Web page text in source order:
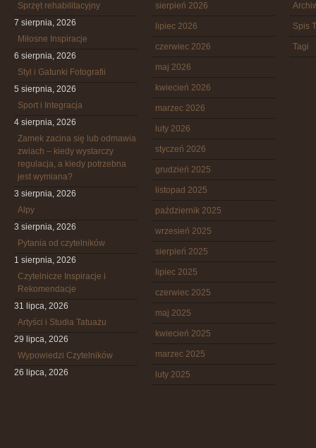
Sprzęt rehabilitacyjny
7 sierpnia, 2026
Miłosne Inspiracje
6 sierpnia, 2026
Styl i Gatunki Fotografii
5 sierpnia, 2026
Sport i Integracja
4 sierpnia, 2026
Zamek zacina się lub odmawia
zwiach – kiedy wystarczy
regulacja, a kiedy potrzebna
jest wymiana?
3 sierpnia, 2026
Alpy
3 sierpnia, 2026
Pytania od czytelników
1 sierpnia, 2026
Czytelnicze Inspiracje i
Rekomendacje
31 lipca, 2026
Artyści i Studia Tatuażu
29 lipca, 2026
Wypowiedzi Czytelników
26 lipca, 2026
sierpień 2026
lipiec 2026
czerwiec 2026
maj 2026
kwiecień 2026
marzec 2026
luty 2026
styczeń 2026
grudzień 2025
listopad 2025
październik 2025
wrzesień 2025
sierpień 2025
lipiec 2025
czerwiec 2025
maj 2025
kwiecień 2025
marzec 2025
luty 2025
Spis
Tagi